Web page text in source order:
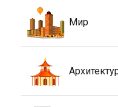
Мир